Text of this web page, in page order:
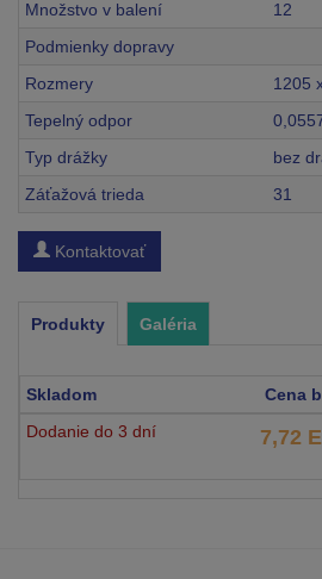
Množstvo v balení
12
Podmienky dopravy
Rozmery
1205
Tepelný odpor
Typ drážky
bez
Záťažová trieda
31
Kontaktovať
Produkty Galéria
Skladom Cena
Dodanie do 3 dní
7,72